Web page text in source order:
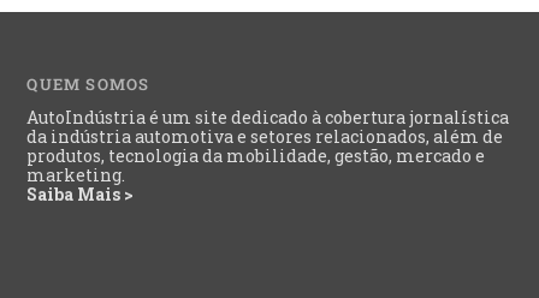
QUEM SOMOS
AutoIndústria é um site dedicado à cobertura jornalística
da indústria automotiva e setores relacionados, além de
produtos, tecnologia da mobilidade, gestão, mercado e
marketing.
Saiba Mais >